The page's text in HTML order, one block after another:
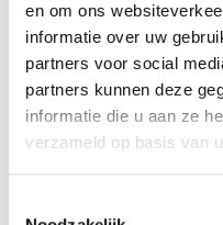
en om ons
informatie over uw
partners voor social
partners kunnen deze
informatie die u aan ze
verzameld op basis van
betrokkene
Door de vele
verschillende
voorgesteld
belang om een lijst